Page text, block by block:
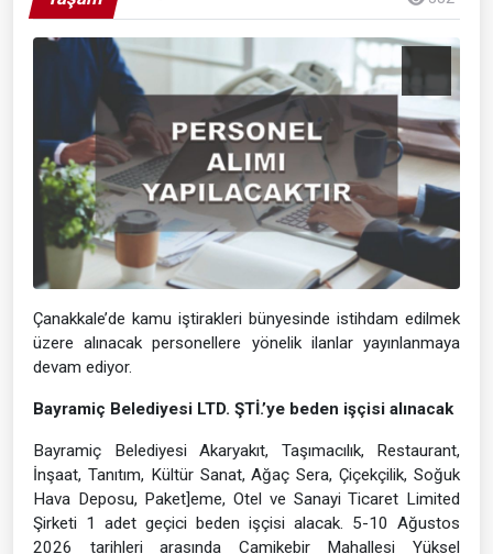
Çanakkale’de kamu iştirakleri bünyesinde istihdam edilmek
üzere alınacak personellere yönelik ilanlar yayınlanmaya
devam ediyor.
Bayramiç Belediyesi LTD. ŞTİ.’ye beden işçisi alınacak
Bayramiç Belediyesi Akaryakıt, Taşımacılık, Restaurant,
İnşaat, Tanıtım, Kültür Sanat, Ağaç Sera, Çiçekçilik, Soğuk
Hava Deposu, Paket]eme, Otel ve Sanayi Ticaret Limited
Şirketi 1 adet geçici beden işçisi alacak. 5-10 Ağustos
2026 tarihleri arasında Camikebir Mahallesi Yüksel